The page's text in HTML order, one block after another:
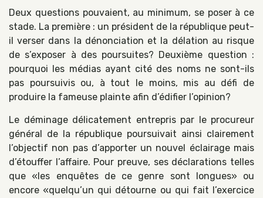
Deux questions pouvaient, au minimum, se poser à ce
stade. La première : un président de la république peut-
il verser dans la dénonciation et la délation au risque
de s’exposer à des poursuites? Deuxième question :
pourquoi les médias ayant cité des noms ne sont-ils
pas poursuivis ou, à tout le moins, mis au défi de
produire la fameuse plainte afin d’édifier l’opinion?
Le déminage délicatement entrepris par le procureur
général de la république poursuivait ainsi clairement
l’objectif non pas d’apporter un nouvel éclairage mais
d’étouffer l’affaire. Pour preuve, ses déclarations telles
que «les enquêtes de ce genre sont longues» ou
encore «quelqu’un qui détourne ou qui fait l’exercice